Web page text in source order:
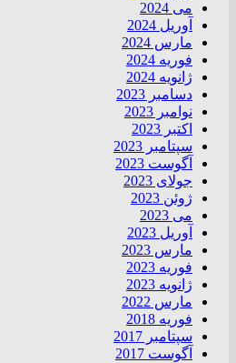
می 2024
آوریل 2024
مارس 2024
فوریه 2024
ژانویه 2024
دسامبر 2023
نوامبر 2023
اکتبر 2023
سپتامبر 2023
آگوست 2023
جولای 2023
ژوئن 2023
می 2023
آوریل 2023
مارس 2023
فوریه 2023
ژانویه 2023
مارس 2022
فوریه 2018
سپتامبر 2017
آگوست 2017